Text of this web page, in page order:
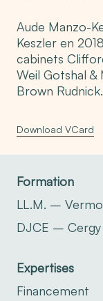
Aude Manzo-
Keszler en
cabinets
Weil Gotshal &
Brown Rudnick.
Download VCard
Formation
LL.M. –
DJCE –
Expertises
Financement